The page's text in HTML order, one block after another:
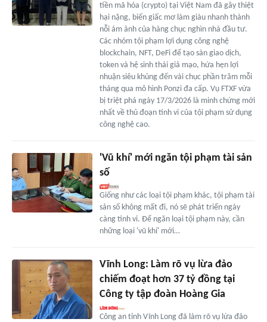
tiền mã hóa (crypto) tại Việt Nam đã gây thiệt
hại nặng, biến giấc mơ làm giàu nhanh thành
nỗi ám ảnh của hàng chục nghìn nhà đầu tư.
Các nhóm tội phạm lợi dụng công nghệ
blockchain, NFT, DeFi để tạo sàn giao dịch,
token và hệ sinh thái giả mạo, hứa hẹn lợi
nhuận siêu khủng đến vài chục phần trăm mỗi
tháng qua mô hình Ponzi đa cấp. Vụ FTXF vừa
bị triệt phá ngày 17/3/2026 là minh chứng mới
nhất về thủ đoạn tinh vi của tội phạm sử dụng
công nghệ cao.
'Vũ khí' mới ngăn tội phạm tài sản
số
Giống như các loại tội phạm khác, tội phạm tài
sản số không mất đi, nó sẽ phát triển ngày
càng tinh vi. Để ngăn loại tội phạm này, cần
những loại 'vũ khí' mới…
Vĩnh Long: Làm rõ vụ lừa đảo
chiếm đoạt hơn 37 tỷ đồng tại
Công ty tập đoàn Hoàng Gia
Công an tỉnh Vĩnh Long đã làm rõ vụ lừa đảo